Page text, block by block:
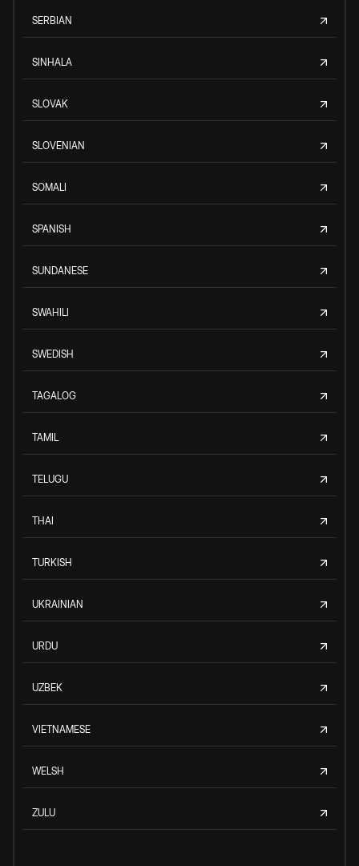
SERBIAN
SINHALA
SLOVAK
SLOVENIAN
SOMALI
SPANISH
SUNDANESE
SWAHILI
SWEDISH
TAGALOG
TAMIL
TELUGU
THAI
TURKISH
UKRAINIAN
URDU
UZBEK
VIETNAMESE
WELSH
ZULU